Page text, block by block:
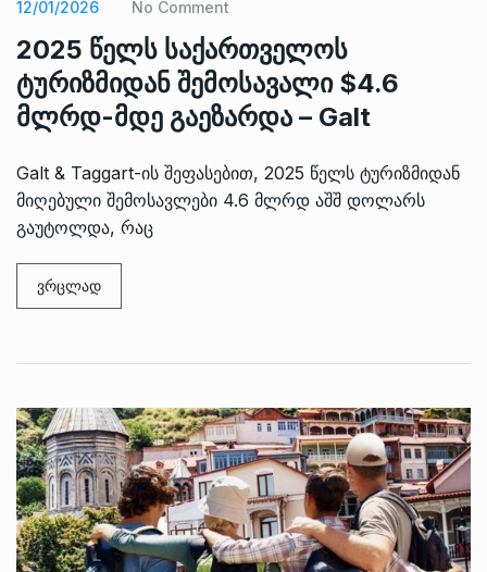
12/01/2026 No Comment
2025 წელს საქართველოს
ტურიზმიდან შემოსავალი $4.6
მლრდ-მდე გაეზარდა – Galt
Galt & Taggart-ის შეფასებით, 2025 წელს ტურიზმიდან
მიღებული შემოსავლები 4.6 მლრდ აშშ დოლარს
გაუტოლდა, რაც
ვრცლად